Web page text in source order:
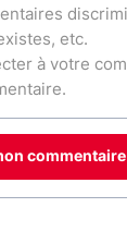
commentaire